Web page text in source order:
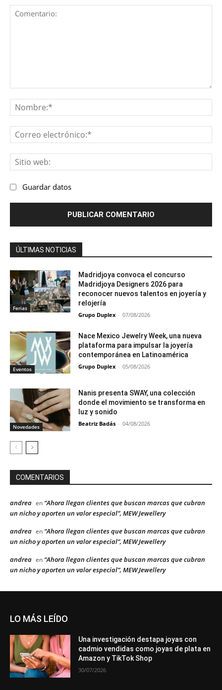
Guardar datos
ÚLTIMAS NOTICIAS
Ferias
Madridjoya convoca el concurso
Madridjoya Designers 2026 para
reconocer nuevos talentos en joyería y
relojería
Grupo Duplex - 07/08/2026
Eventos
Nace Mexico Jewelry Week, una nueva
plataforma para impulsar la joyería
contemporánea en Latinoamérica
Grupo Duplex - 05/08/2026
Novedades
Nanis presenta SWAY, una colección
donde el movimiento se transforma en
luz y sonido
Beatriz Badás - 04/08/2026
COMENTARIOS
andrea en “Ahora llegan clientes que buscan marcas que cubran
un nicho y aporten un valor especial”, MEW Jewellery
andrea en “Ahora llegan clientes que buscan marcas que cubran
un nicho y aporten un valor especial”, MEW Jewellery
andrea en “Ahora llegan clientes que buscan marcas que cubran
un nicho y aporten un valor especial”, MEW Jewellery
LO MÁS LEÍDO
Una investigación destapa joyas con
cadmio vendidas como joyas de plata en
Amazon y TikTok Shop
30/07/2026